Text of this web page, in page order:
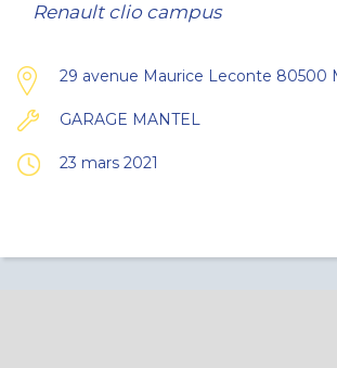
Renault clio campus
29 avenue Maurice Leconte 80500
GARAGE MANTEL
23 mars 2021